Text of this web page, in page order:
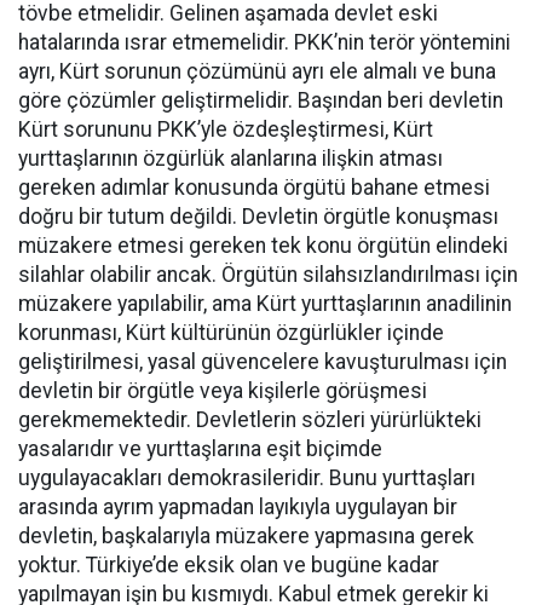
tövbe etmelidir. Gelinen aşamada devlet eski
hatalarında ısrar etmemelidir. PKK’nin terör yöntemini
ayrı, Kürt sorunun çözümünü ayrı ele almalı ve buna
göre çözümler geliştirmelidir. Başından beri devletin
Kürt sorununu PKK’yle özdeşleştirmesi, Kürt
yurttaşlarının özgürlük alanlarına ilişkin atması
gereken adımlar konusunda örgütü bahane etmesi
doğru bir tutum değildi. Devletin örgütle konuşması
müzakere etmesi gereken tek konu örgütün elindeki
silahlar olabilir ancak. Örgütün silahsızlandırılması için
müzakere yapılabilir, ama Kürt yurttaşlarının anadilinin
korunması, Kürt kültürünün özgürlükler içinde
geliştirilmesi, yasal güvencelere kavuşturulması için
devletin bir örgütle veya kişilerle görüşmesi
gerekmemektedir. Devletlerin sözleri yürürlükteki
yasalarıdır ve yurttaşlarına eşit biçimde
uygulayacakları demokrasileridir. Bunu yurttaşları
arasında ayrım yapmadan layıkıyla uygulayan bir
devletin, başkalarıyla müzakere yapmasına gerek
yoktur. Türkiye’de eksik olan ve bugüne kadar
yapılmayan işin bu kısmıydı. Kabul etmek gerekir ki